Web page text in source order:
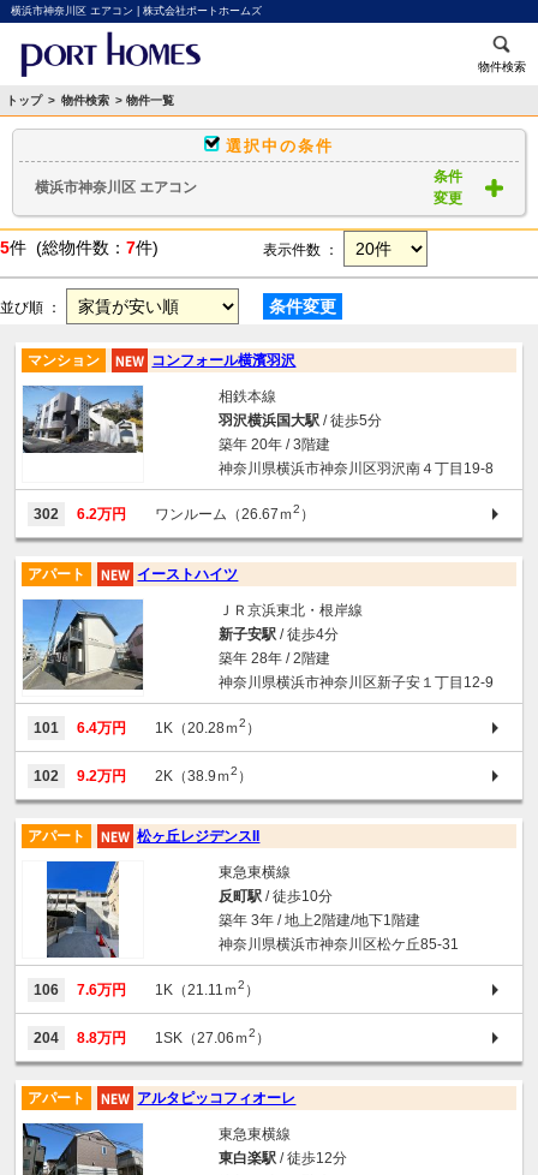
横浜市神奈川区 エアコン | 株式会社ポートホームズ
物件検索
トップ > 物件検索 > 物件一覧
選択中の条件
横浜市神奈川区 エアコン
条件
変更
5件 (総物件数： 7件) 表示件数 ：
並び順 ： 条件変更
マンション コンフォール横濱羽沢
相鉄本線
羽沢横浜国大駅/ 徒歩5分
築年 20年 / 3階建
神奈川県横浜市神奈川区羽沢南４丁目19-8
302 6.2万円 ワンルーム（26.67ｍ2 ）
アパート イーストハイツ
ＪＲ京浜東北・根岸線
新子安駅/ 徒歩4分
築年 28年 / 2階建
神奈川県横浜市神奈川区新子安１丁目12-9
101 6.4万円 1K（20.28ｍ2 ）
102 9.2万円 2K（38.9ｍ2 ）
アパート 松ヶ丘レジデンスII
東急東横線
反町駅/ 徒歩10分
築年 3年 / 地上2階建/地下1階建
神奈川県横浜市神奈川区松ケ丘85-31
106 7.6万円 1K（21.11ｍ2 ）
204 8.8万円 1SK（27.06ｍ2 ）
アパート アルタピッコフィオーレ
東急東横線
東白楽駅/ 徒歩12分